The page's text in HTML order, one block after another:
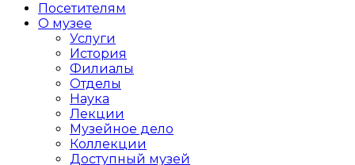
Посетителям
О музее
Услуги
История
Филиалы
Отделы
Наука
Лекции
Музейное дело
Коллекции
Доступный музей